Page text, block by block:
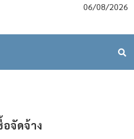
06/08/2026
จัดจ้าง